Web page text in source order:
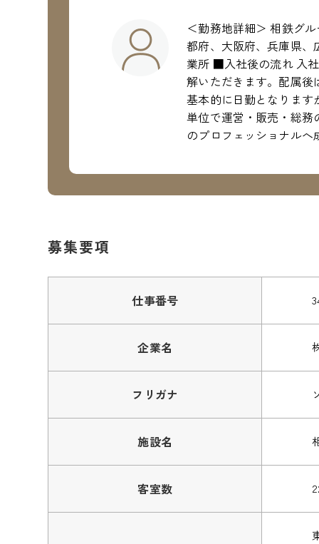
＜勤務地詳細＞ 相鉄グ
都府、大阪府、兵庫県
業所 ■入社後の流れ 入
解いただきます。配属
基本的に日勤となりま
単位で運営・販売・総務
のプロフェッショナル
募集要項
仕事番号
企業名
フリガナ
施設名
客室数